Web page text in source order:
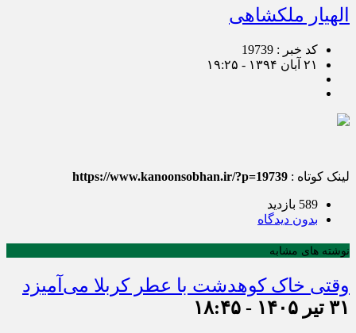
الهیار ملکشاهی
کد خبر : 19739
۲۱ آبان ۱۳۹۴ - ۱۹:۲۵
لینک کوتاه : https://www.kanoonsobhan.ir/?p=19739
589 بازدید
بدون دیدگاه
نوشته های مشابه
وقتی خاک کوهدشت با عطر کربلا می‌آمیزد
۳۱ تیر ۱۴۰۵ - ۱۸:۴۵